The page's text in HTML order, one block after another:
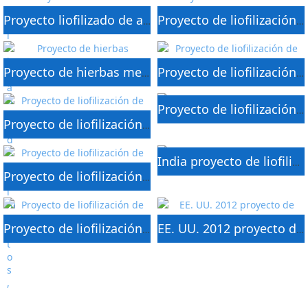
Proyecto liofilizado de alimentos para mascotas de Australia Proyecto de liofilización de alimentos para perros en el Reino Unido
Proyecto de hierbas medicinales liofilizadas de Ecuador Proyecto de liofilización de productos farmacéuticos de Canadá
Proyecto de liofilización de aguacate más grande de México
Proyecto de liofilización de frambuesa en Rusia
Proyecto de liofilización de color natural y enzima de extracto de Grecia
India proyecto de liofilización de comidas listas para comer
Proyecto de liofilización de manzanas y kiwis de Nueva Zelanda EE. UU. 2012 proyecto de liofilización de alimentos para mascotas